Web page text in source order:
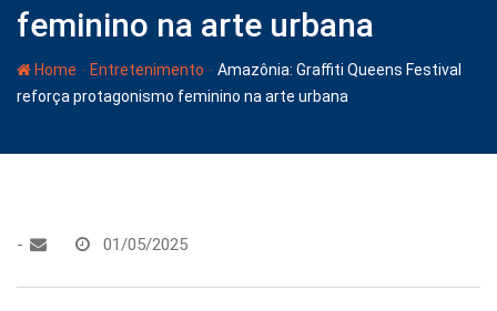
feminino na arte urbana
Home - Entretenimento - Amazônia: Graffiti Queens Festival
reforça protagonismo feminino na arte urbana
- 01/05/2025